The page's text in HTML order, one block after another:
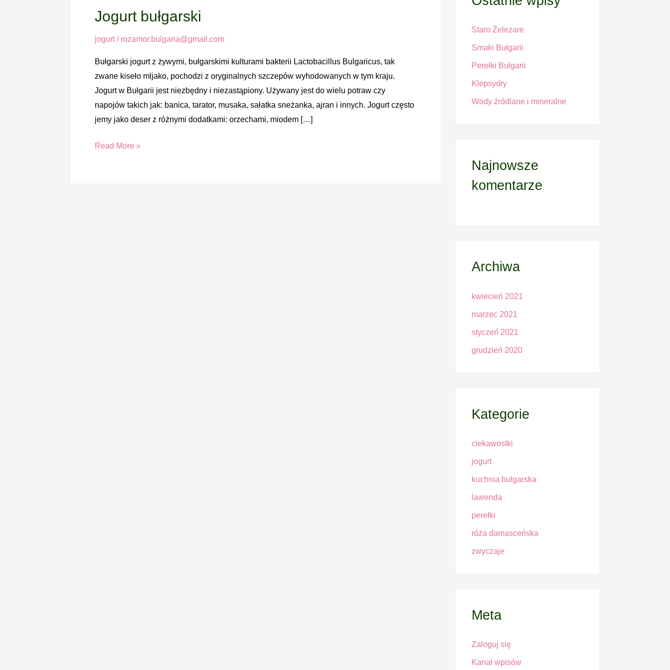
Jogurt bułgarski
jogurt/ rozamor.bulgaria@gmail.com
Bułgarski jogurt z żywymi, bułgarskimi kulturami bakterii Lactobacillus Bulgaricus, tak
zwane kiseło mljako, pochodzi z oryginalnych szczepów wyhodowanych w tym kraju.
Jogurt w Bułgarii jest niezbędny i niezastąpiony. Używany jest do wielu potraw czy
napojów takich jak: banica, tarator, musaka, sałatka sneżanka, ajran i innych. Jogurt często
jemy jako deser z różnymi dodatkami: orzechami, miodem […]
Jogurt
Read More »
f
o
r
Staro Żelezare
Smaki Bułgarii
Perełki Bułgarii
Klepsydry
Wody źródlane i mineralne
Najnowsze
komentarze
Archiwa
kwiecień 2021
marzec 2021
styczeń 2021
grudzień 2020
Kategorie
ciekawostki
jogurt
kuchnia bułgarska
lawenda
perełki
róża damasceńska
zwyczaje
Meta
Zaloguj się
Kanał wpisów